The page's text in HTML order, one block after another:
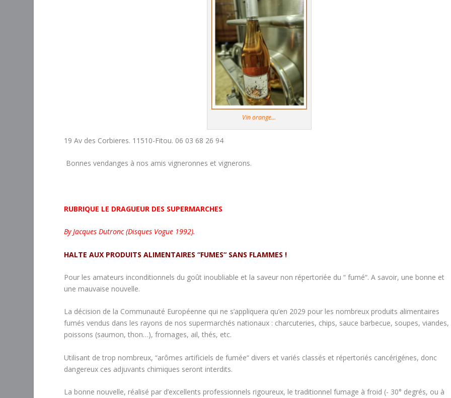
Vin orange…
19 Av des Corbieres. 11510-Fitou. 06 03 68 26 94
Bonnes vendanges à nos amis vigneronnes et vignerons.
RUBRIQUE LE DRAGUEUR DES SUPERMARCHES
By Jacques Dutronc (Disques Vogue 1992).
HALTE AUX PRODUITS ALIMENTAIRES “FUMES“ SANS FLAMMES !
Pour les amateurs inconditionnels du goût inoubliable et la saveur non répertoriée du “ fumé“. A savoir, une bonne et
une mauvaise nouvelle.
La décision de la Communauté Européenne qui ne s’appliquera qu’en 2029 pour les nombreux produits alimentaires
fumés vendus dans les rayons de nos supermarchés nationaux : charcuteries, chips, sauce barbecue, soupes, viandes,
poissons (saumon, thon…), fromages, ail, thés, etc.
Utilisant de trop nombreux, “arômes artificiels de fumée“ divers et variés classés et répertoriés cancérigénes, donc
dangereux ces adjuvants chimiques seront interdits.
La bonne nouvelle, réalisé par d’excellents professionnels rigoureux, le traditionnel fumage à froid (- 30° degrés, ou à